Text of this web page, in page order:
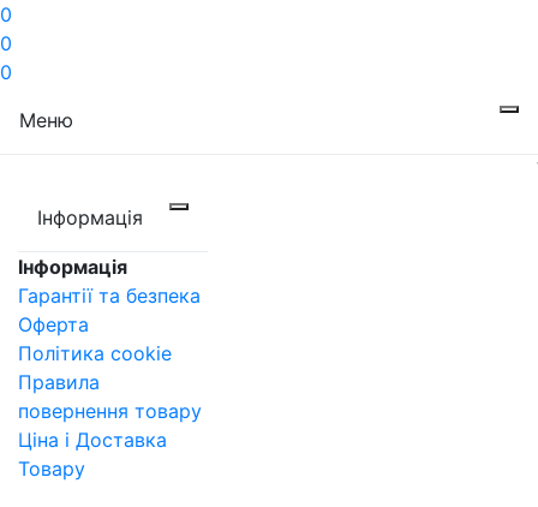
0
0
0
Меню
Інформація
Інформація
Гарантії та безпека
Оферта
Політика cookie
Правила
повернення товару
Ціна і Доставка
Товару